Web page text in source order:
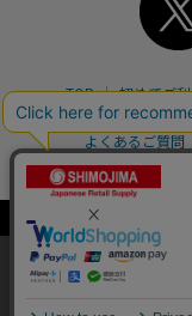
当サイトはクッキー（
だける場合は「OK」をク
TOP 初めてご
個人情報保
よくあるご質問
サイトマッ
Copyright©